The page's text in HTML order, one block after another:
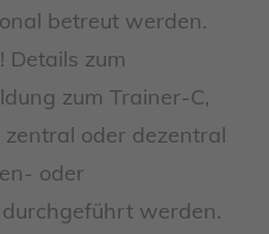
betreut werden.
Details zum
zum Trainer-C,
oder dezentral
oder
werden.